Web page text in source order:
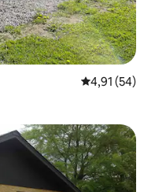
Évaluation
4,91 (54)